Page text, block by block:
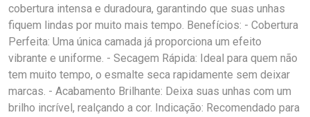
cobertura intensa e duradoura, garantindo que suas unhas
fiquem lindas por muito mais tempo. Benefícios: - Cobertura
Perfeita: Uma única camada já proporciona um efeito
vibrante e uniforme. - Secagem Rápida: Ideal para quem não
tem muito tempo, o esmalte seca rapidamente sem deixar
marcas. - Acabamento Brilhante: Deixa suas unhas com um
brilho incrível, realçando a cor. Indicação: Recomendado para